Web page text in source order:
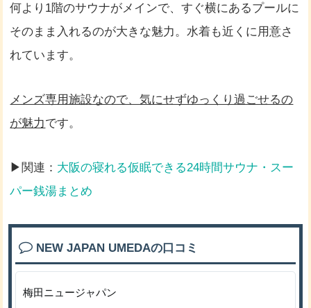
何より1階のサウナがメインで、すぐ横にあるプールに
そのまま入れるのが大きな魅力。水着も近くに用意さ
れています。
メンズ専用施設なので、気にせずゆっくり過ごせるの
が魅力です。
▶関連： 大阪の寝れる仮眠できる24時間サウナ・スー
パー銭湯まとめ
NEW JAPAN UMEDAの口コミ
梅田ニュージャパン